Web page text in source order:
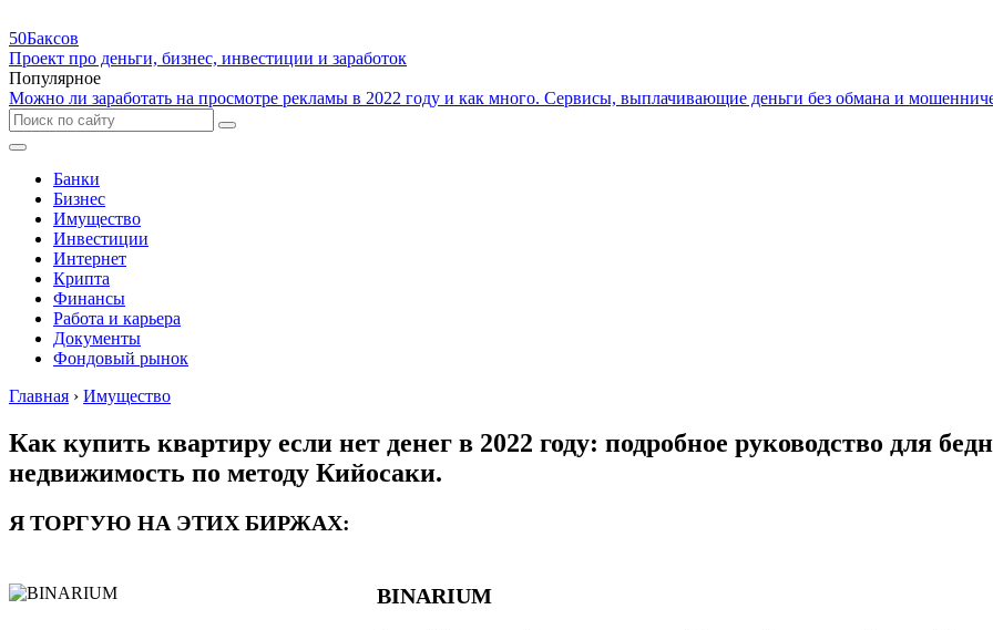
50Баксов
Проект про деньги, бизнес, инвестиции и заработок
Популярное
Можно ли заработать на просмотре рекламы в 2022 году и как много. Сервисы, выплачивающие деньги без обмана и
Банки
Бизнес
Имущество
Инвестиции
Интернет
Крипта
Финансы
Работа и карьера
Документы
Фондовый рынок
Главная › Имущество
Как купить квартиру если нет денег в 2022 году: подробное руководство для
недвижимость по методу Кийосаки.
Я ТОРГУЮ НА ЭТИХ БИРЖАХ:
BINARIUM